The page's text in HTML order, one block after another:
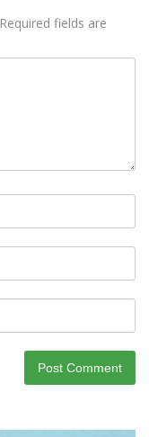
Required fields are